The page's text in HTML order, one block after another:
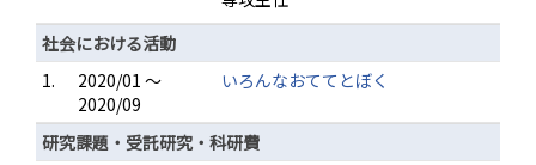
社会における活動
1.
2020/01 ～
2020/09
いろんなおててとぼく
研究課題・受託研究・科研費